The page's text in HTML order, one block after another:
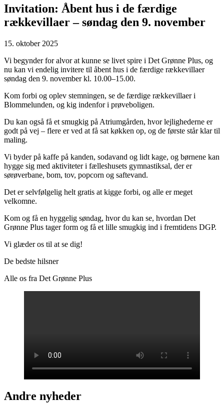
Invitation: Åbent hus i de færdige
rækkevillaer – søndag den 9. november
15. oktober 2025
Vi begynder for alvor at kunne se livet spire i Det Grønne Plus, og
nu kan vi endelig invitere til åbent hus i de færdige rækkevillaer
søndag den 9. november kl. 10.00–15.00.
Kom forbi og oplev stemningen, se de færdige rækkevillaer i
Blommelunden, og kig indenfor i prøveboligen.
Du kan også få et smugkig på Atriumgården, hvor lejlighederne er
godt på vej – flere er ved at få sat køkken op, og de første står klar til
maling.
Vi byder på kaffe på kanden, sodavand og lidt kage, og børnene kan
hygge sig med aktiviteter i fælleshusets gymnastiksal, der er
sørøverbane, bom, tov, popcorn og saftevand.
Det er selvfølgelig helt gratis at kigge forbi, og alle er meget
velkomne.
Kom og få en hyggelig søndag, hvor du kan se, hvordan Det
Grønne Plus tager form og få et lille smugkig ind i fremtidens DGP.
Vi glæder os til at se dig!
De bedste hilsner
Alle os fra Det Grønne Plus
Andre nyheder